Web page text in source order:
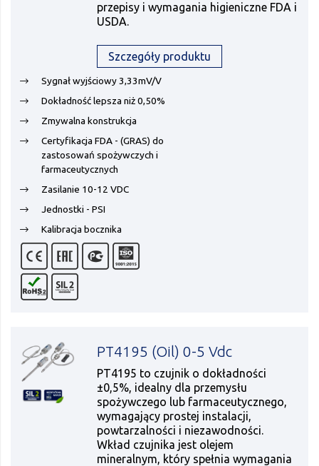
przepisy i wymagania higieniczne FDA i
USDA.
Szczegóły produktu
Sygnał wyjściowy 3,33mV/V
Dokładność lepsza niż 0,50%
Zmywalna konstrukcja
Certyfikacja FDA - (GRAS) do
zastosowań spożywczych i
farmaceutycznych
Zasilanie 10-12 VDC
Jednostki - PSI
Kalibracja bocznika
PT4195 (Oil) 0-5 Vdc
PT4195 to czujnik o dokładności
±0,5%, idealny dla przemysłu
spożywczego lub farmaceutycznego,
wymagający prostej instalacji,
powtarzalności i niezawodności.
Wkład czujnika jest olejem
mineralnym, który spełnia wymagania